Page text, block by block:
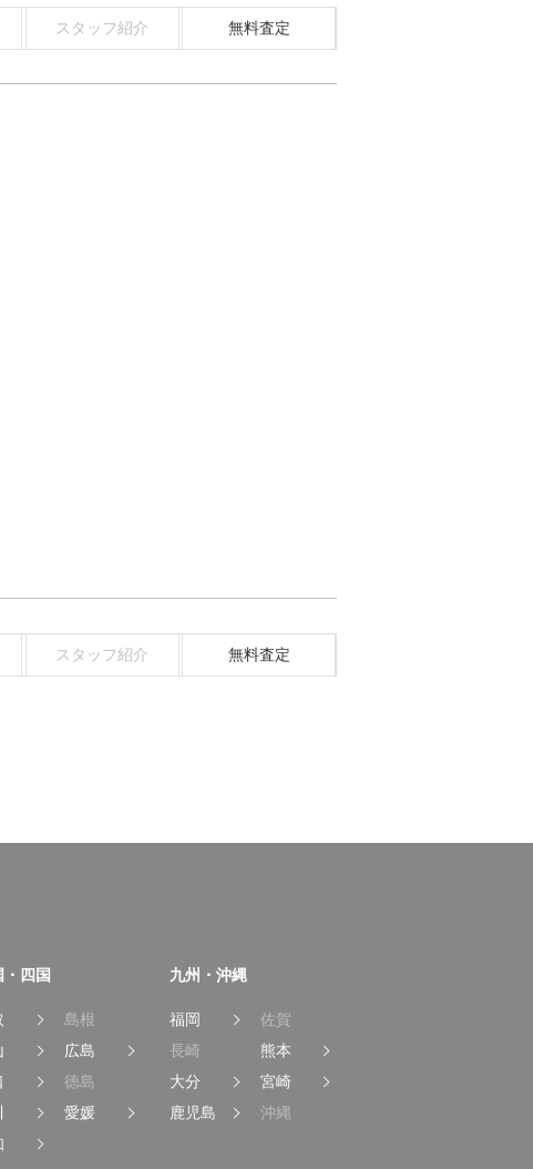
スタッフ紹介 無料査定
スタッフ紹介 無料査定
・四国
島根
広島
徳島
愛媛
九州・沖縄
福岡
佐賀
長崎
熊本
大分
宮崎
鹿児島
沖縄